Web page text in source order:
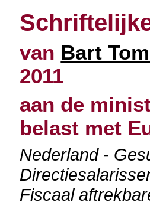
van Bart
2011
aan de
belast met
Nederland -
Fiscaal